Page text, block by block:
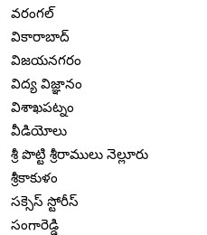
వరంగల్
వికారాబాద్
విజయనగరం
విద్య విజ్ఞానం
విశాఖపట్నం
వీడియోలు
శ్రీ పొట్టి శ్రీరాములు నెల్లూరు
శ్రీకాకుళం
సక్సెస్ స్టోరీస్
సంగారెడ్డి